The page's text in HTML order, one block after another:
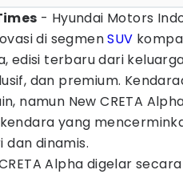
- Hyundai Motors
di segmenSUV
edisi terbaru dari
dan premium.
namun New CRETA
yang
dinamis.
Alpha digelar